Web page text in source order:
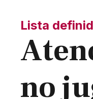
Lista
no